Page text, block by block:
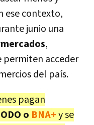
ese contexto,
junio una
,
permiten acceder
del país.
pagan
o BNA+y se